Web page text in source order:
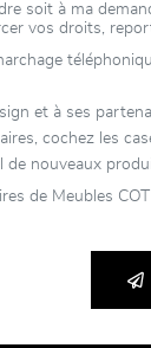
soit à ma
vos droits,
et à ses
cochez les
de nouveaux
de Meubles